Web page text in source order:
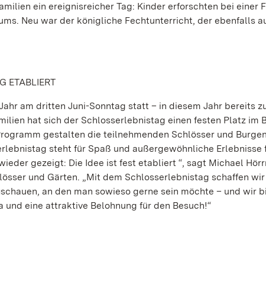
ein ereignisreicher Tag: Kinder erforschten bei einer
Neu war der königliche Fechtunterricht, der ebenfalls
ETABLIERT
am dritten Juni-Sonntag statt – in diesem Jahr bereits
hat sich der Schlosserlebnistag einen festen Platz im
gestalten die teilnehmenden Schlösser und
steht für Spaß und außergewöhnliche Erlebnisse
gezeigt: Die Idee ist fest etabliert “, sagt Michael
und Gärten. „Mit dem Schlosserlebnistag schaffen
an den man sowieso gerne sein möchte – und wir
und eine attraktive Belohnung für den Besuch!“